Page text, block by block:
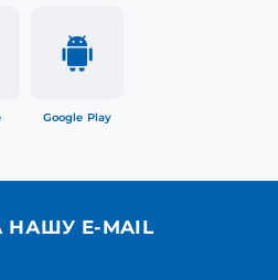
Google Play
НАШУ E-MAIL